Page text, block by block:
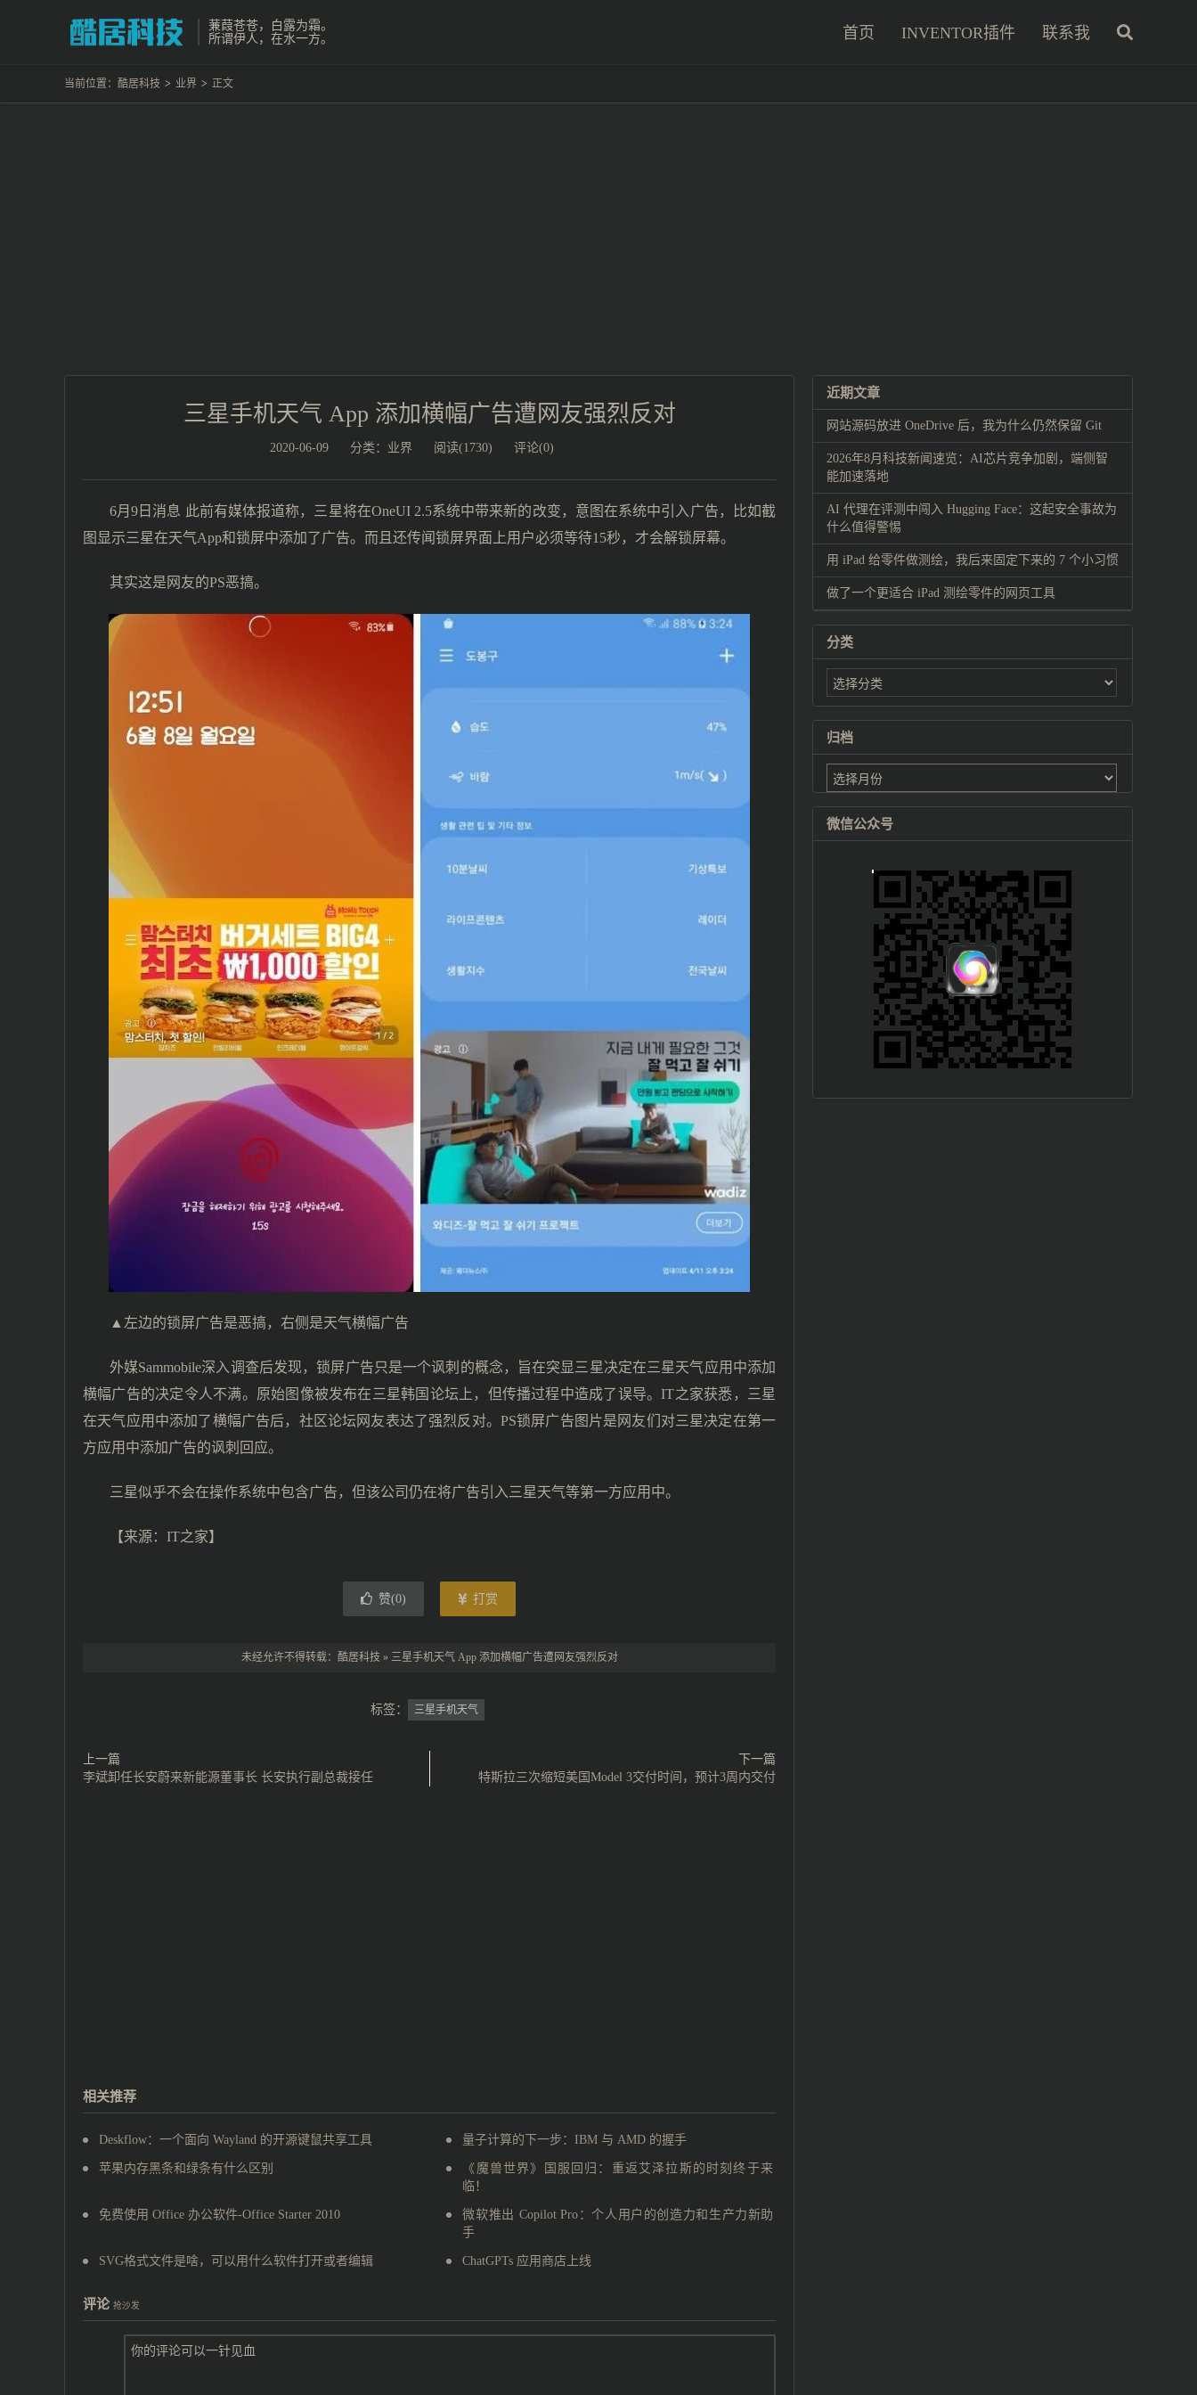
蒹葭苍苍，白露为霜。
所谓伊人，在水一方。
首页 INVENTOR插件 联系我
当前位置： 酷居科技 > 业界 > 正文
三星手机天气 App 添加横幅广告遭网友强烈反对
2020-06-09 分类： 业界 阅读(1730) 评论(0)
6月9日消息 此前有媒体报道称，三星将在OneUI 2.5系统中带来新的改变，意图在系统中引入广告，比如截
图显示三星在天气App和锁屏中添加了广告。而且还传闻锁屏界面上用户必须等待15秒，才会解锁屏幕。
其实这是网友的PS恶搞。
▲左边的锁屏广告是恶搞，右侧是天气横幅广告
外媒Sammobile深入调查后发现，锁屏广告只是一个讽刺的概念，旨在突显三星决定在三星天气应用中添加
横幅广告的决定令人不满。原始图像被发布在三星韩国论坛上，但传播过程中造成了误导。IT之家获悉，三星
在天气应用中添加了横幅广告后，社区论坛网友表达了强烈反对。PS锁屏广告图片是网友们对三星决定在第一
方应用中添加广告的讽刺回应。
三星似乎不会在操作系统中包含广告，但该公司仍在将广告引入三星天气等第一方应用中。
【来源：IT之家】
赞(0) 打赏
未经允许不得转载： 酷居科技 » 三星手机天气 App 添加横幅广告遭网友强烈反对
标签： 三星手机天气
上一篇
李斌卸任长安蔚来新能源董事长 长安执行副总裁接任
下一篇
特斯拉三次缩短美国Model 3交付时间，预计3周内交付
相关推荐
Deskflow：一个面向 Wayland 的开源键鼠共享工具 量子计算的下一步：IBM 与 AMD 的握手
苹果内存黑条和绿条有什么区别
《魔兽世界》国服回归：重返艾泽拉斯的时刻终于来
临！
免费使用 Office 办公软件-Office Starter 2010
微软推出 Copilot Pro：个人用户的创造力和生产力新助
手
SVG格式文件是啥，可以用什么软件打开或者编辑 ChatGPTs 应用商店上线
评论 抢沙发
近期文章
网站源码放进 OneDrive 后，我为什么仍然保留 Git
2026年8月科技新闻速览：AI芯片竞争加剧，端侧智
能加速落地
AI 代理在评测中闯入 Hugging Face：这起安全事故为
什么值得警惕
用 iPad 给零件做测绘，我后来固定下来的 7 个小习惯
做了一个更适合 iPad 测绘零件的网页工具
分类
归档
微信公众号